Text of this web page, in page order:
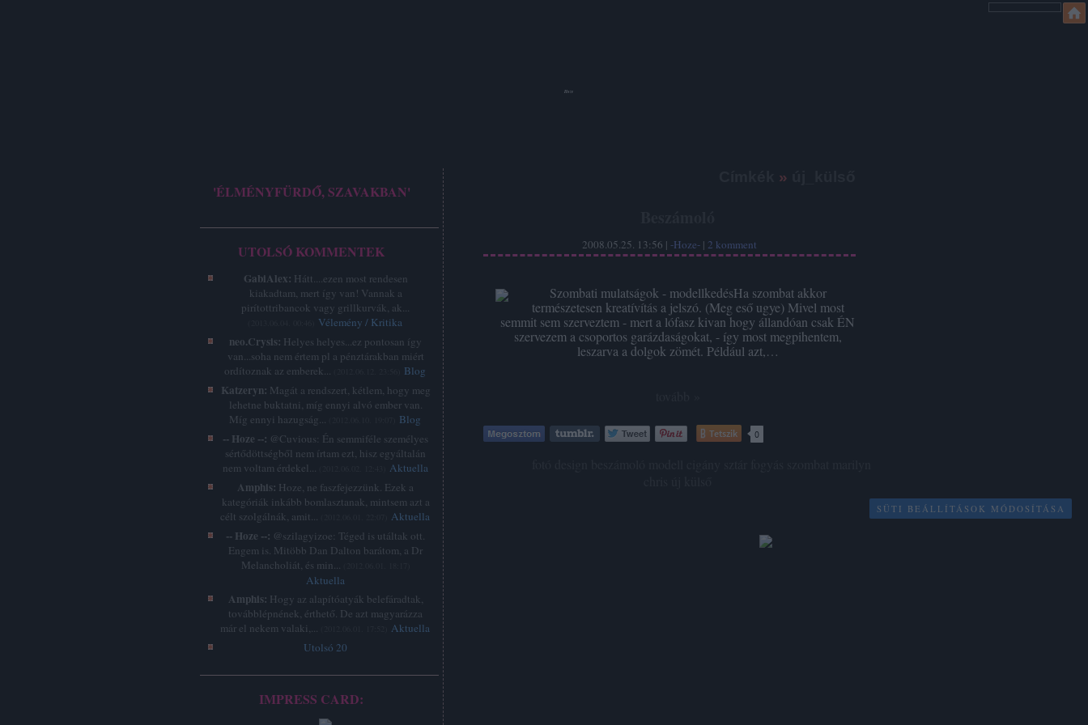
Hoze
'ÉLMÉNYFÜRDŐ, SZAVAKBAN'
UTOLSÓ KOMMENTEK
GabiAlex: Hátt....ezen most rendesen
kiakadtam, mert így van! Vannak a
pirítottribancok vagy grillkurvák, ak...
Vélemény / Kritika
neo.Crysis: Helyes helyes...ez pontosan így
van...soha nem értem pl a pénztárakban miért
ordítoznak az emberek...
Blog
Katzeryn: Magát a rendszert, kétlem, hogy meg
lehetne buktatni, míg ennyi alvó ember van.
Míg ennyi hazugság...
Blog
-- Hoze --: @Cuvious: Én semmiféle személyes
sértődöttségből nem írtam ezt, hisz egyáltalán
nem voltam érdekel...
Aktuella
Amphis: Hoze, ne faszfejezzünk. Ezek a
kategóriák inkább bomlasztanak, mintsem azt a
célt szolgálnák, amit...
Aktuella
-- Hoze --: @szilagyizoe: Téged is utáltak ott.
Engem is. Mitöbb Dan Dalton barátom, a Dr
Melancholiát, és min...
Aktuella
Amphis: Hogy az alapítóatyák belefáradtak,
továbblépnének, érthető. De azt magyarázza
már el nekem valaki,...
Aktuella
Utolsó 20
IMPRESS CARD:
»
2008.05.25. 13:56 | -Hoze- | 2 komment
Szombati mulatságok - modellkedésHa szombat akkor
természetesen kreatívítás a jelszó. (Meg eső ugye) Mivel most
semmit sem szerveztem - mert a lófasz kivan hogy állandóan csak ÉN
szervezem a csoportos garázdaságokat, - így most megpihentem,
leszarva a dolgok zömét. Például azt,…
Tetszik 0
SÜTI BEÁLLÍTÁSOK MÓDOSÍTÁSA